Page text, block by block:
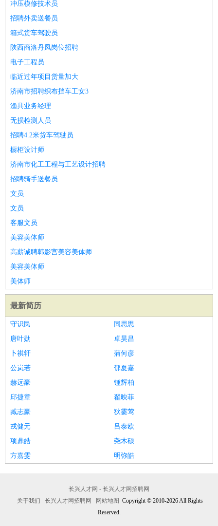
冲压模修技术员
招聘外卖送餐员
箱式货车驾驶员
陕西商洛丹凤岗位招聘
电子工程员
临近过年项目货量加大
济南市招聘织布挡车工女3
渔具业务经理
无损检测人员
招聘4.2米货车驾驶员
橱柜设计师
济南市化工工程与工艺设计招聘
招聘骑手送餐员
文员
文员
客服文员
美容美体师
高薪诚聘韩影宫美容美体师
美容美体师
美体师
最新简历
守识民
同思思
唐叶勋
卓昊昌
卜祺轩
蒲何彦
公岚若
郁夏嘉
赫远豪
锺辉柏
邱捷章
翟映菲
臧志豪
狄霎莺
戎健元
吕泰欧
项鼎皓
尧木硕
方嘉雯
明弥皓
长兴人才网 - 长兴人才网招聘网
关于我们
长兴人才网招聘网 网站地图 Copyright © 2010-2026 All Rights
Reserved.